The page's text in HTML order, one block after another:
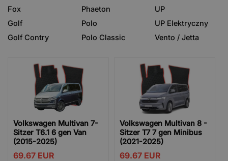
Fox
Golf
Golf Contry
Phaeton
Polo
Polo Classic
UP
UP Elektryczny
Vento / Jetta
Volkswagen Multivan 7-
Sitzer T6.1 6 gen Van
(2015-2025)
69.67 EUR
Volkswagen Multivan 8 -
Sitzer T7 7 gen Minibus
(2021-2025)
69.67 EUR